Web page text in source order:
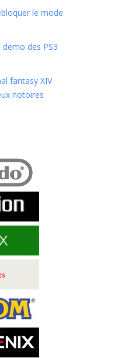
le mode
des PS3
fantasy XIV
notoires